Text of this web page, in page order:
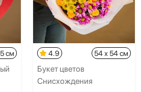
см 4.9 54 x 54 см
Букет цветов
Снисхождения